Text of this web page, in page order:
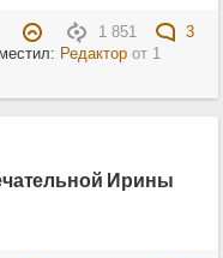
1 851
3
Редакторот 1
Ирины